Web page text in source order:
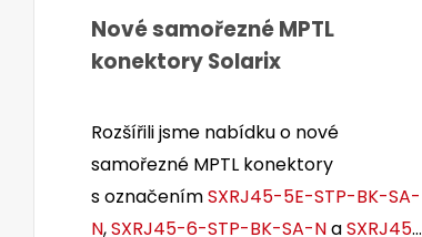
Nové samořezné MPTL
konektory Solarix
Rozšířili jsme nabídku o nové
samořezné MPTL konektory
s označenímSXRJ45-5E-STP-BK-SA-
N,SXRJ45-6-STP-BK-SA-NaSXRJ45-